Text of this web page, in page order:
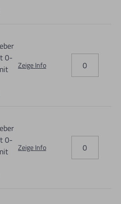
0-
Zeige Info
0-
Zeige Info